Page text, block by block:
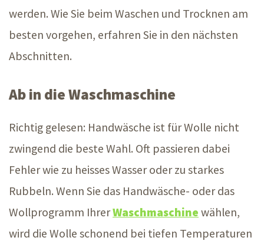
werden. Wie Sie beim Waschen und Trocknen am
besten vorgehen, erfahren Sie in den nächsten
Abschnitten.
Ab in die Waschmaschine
Richtig gelesen: Handwäsche ist für Wolle nicht
zwingend die beste Wahl. Oft passieren dabei
Fehler wie zu heisses Wasser oder zu starkes
Rubbeln. Wenn Sie das Handwäsche- oder das
Wollprogramm IhrerWaschmaschine wählen,
wird die Wolle schonend bei tiefen Temperaturen